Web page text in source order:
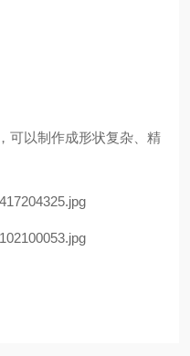
可以制作成形状复杂、精